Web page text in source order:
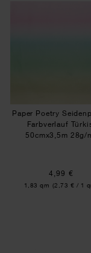
Paper Poetry
Farbverlauf
50cmx3,5m 28g/
4,99 €
Inhalt:
1,83 qm (2,73 € / 1